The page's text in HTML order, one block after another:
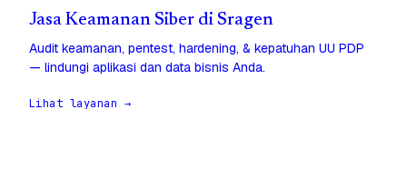
Jasa Keamanan Siber di Sragen
Audit keamanan, pentest, hardening, & kepatuhan UU PDP
— lindungi aplikasi dan data bisnis Anda.
Lihat layanan →